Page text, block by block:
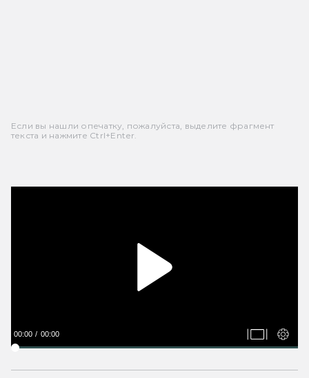
Если вы нашли опечатку, пожалуйста, выделите фрагмент
текста и нажмите Ctrl+Enter.
00:00 00:00